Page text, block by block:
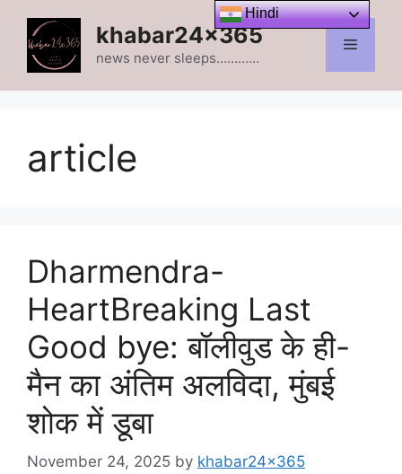
content
khabar24x365
news never sleeps…………
Menu
article
Dharmendra-
HeartBreaking Last
Good bye: बॉलीवुड के ही-
मैन का अंतिम अलविदा, मुंबई
शोक में डूबा
November 24, 2025 by khabar24x365
Hindi